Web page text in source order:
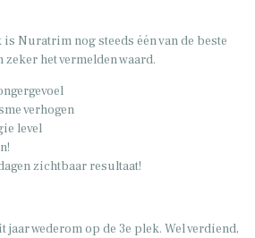
is Nuratrim nog steeds één van de beste
het vermelden waard.
verhogen
level
zichtbaar resultaat!
jaar wederom op de 3e plek. Wel verdiend,